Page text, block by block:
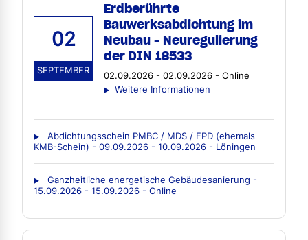
02
SEPTEMBER
Erdberührte
Bauwerksabdichtung im
Neubau - Neuregulierung
der DIN 18533
02.09.2026 - 02.09.2026 - Online
Weitere Informationen
Abdichtungsschein PMBC / MDS / FPD (ehemals
KMB-Schein) - 09.09.2026 - 10.09.2026 - Löningen
Ganzheitliche energetische Gebäudesanierung -
15.09.2026 - 15.09.2026 - Online